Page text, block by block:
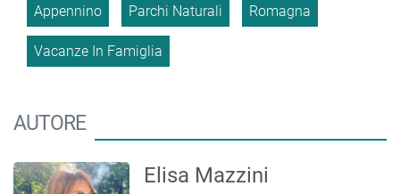
Appennino Parchi Naturali Romagna
Vacanze In Famiglia
AUTORE
Elisa Mazzini